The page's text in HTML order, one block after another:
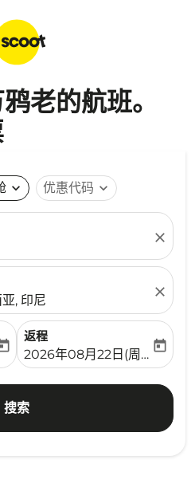
老的航班。
expand_more 优惠代码 expand_more
close
, 印尼
close
date-aria-label
返程
fc-booking-return-date-
2026年08月22日(周六)
today
搜索